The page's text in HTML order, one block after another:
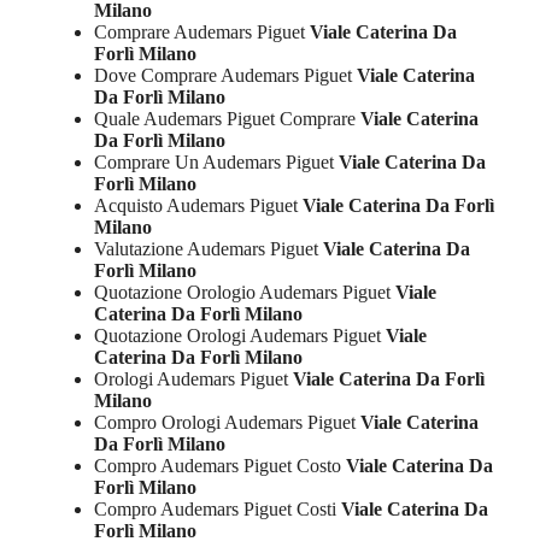
Milano
Comprare Audemars Piguet Viale Caterina Da
Forlì Milano
Dove Comprare Audemars Piguet Viale Caterina
Da Forlì Milano
Quale Audemars Piguet Comprare Viale Caterina
Da Forlì Milano
Comprare Un Audemars Piguet Viale Caterina Da
Forlì Milano
Acquisto Audemars Piguet Viale Caterina Da Forlì
Milano
Valutazione Audemars Piguet Viale Caterina Da
Forlì Milano
Quotazione Orologio Audemars Piguet Viale
Caterina Da Forlì Milano
Quotazione Orologi Audemars Piguet Viale
Caterina Da Forlì Milano
Orologi Audemars Piguet Viale Caterina Da Forlì
Milano
Compro Orologi Audemars Piguet Viale Caterina
Da Forlì Milano
Compro Audemars Piguet Costo Viale Caterina Da
Forlì Milano
Compro Audemars Piguet Costi Viale Caterina Da
Forlì Milano